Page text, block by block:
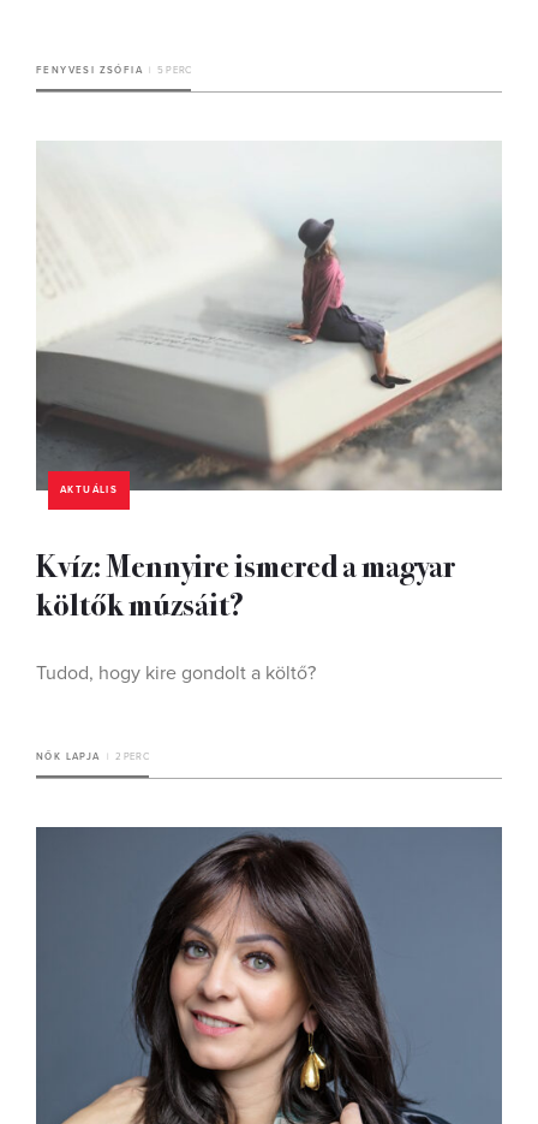
FENYVESI ZSÓFIA 5 PERC
AKTUÁLIS
Kvíz: Mennyire ismered a magyar
költők múzsáit?
Tudod, hogy kire gondolt a költő?
NŐK LAPJA 2 PERC